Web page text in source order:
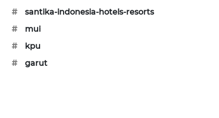
#
santika-indonesia-hotels-resorts
#
mui
#
kpu
#
garut